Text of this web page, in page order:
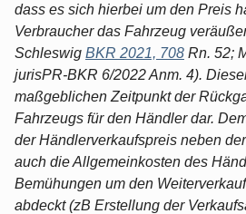
dass es sich hierbei um den Preis
Verbraucher das Fahrzeug
Schleswig BKR 2021, 708 Rn. 52;
jurisPR-BKR 6/2022 Anm. 4).
maßgeblichen Zeitpunkt der
Fahrzeugs für den Händler dar.
der Händlerverkaufspreis neben
auch die Allgemeinkosten des
Bemühungen um den
abdeckt (zB Erstellung der